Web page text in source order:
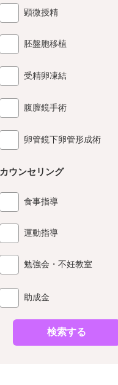
顕微授精
胚盤胞移植
受精卵凍結
腹膣鏡手術
卵管鏡下卵管形成術
カウンセリング
食事指導
運動指導
勉強会・不妊教室
助成金
検索する